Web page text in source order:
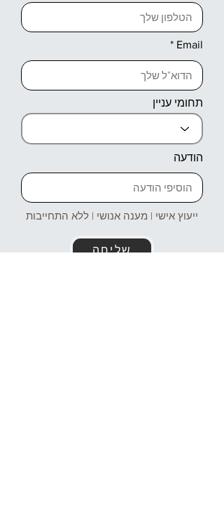
Email
תחומי עניין
הודעה
ייעוץ אישי | מענה אנושי | ללא התחייבות
שליחה